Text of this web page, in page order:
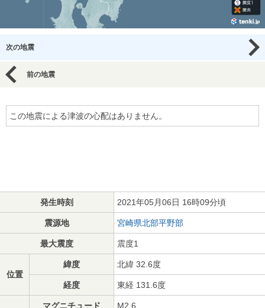
次の地震
前の地震
この地震による津波の心配はありません。
発生時刻 2021年05月06日 16時09分頃
震源地 宮崎県北部平野部
最大震度 震度1
位置
緯度 北緯 32.6度
経度 東経 131.6度
マグニチュード M2.6